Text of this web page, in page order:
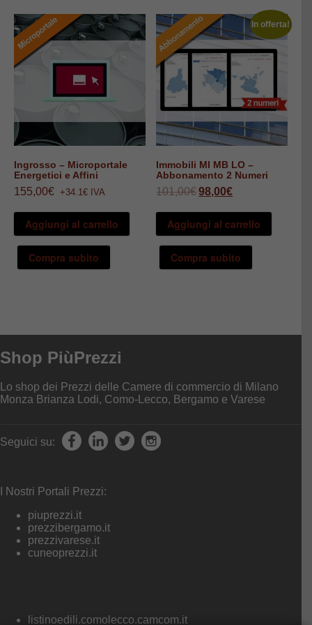
Ingrosso – Microportale
Energetici e Affini
155,00€ +34.1€ IVA
Aggiungi al carrello
Compra subito
In offerta!
Immobili MI MB LO –
Abbonamento 2 Numeri
101,00€ Il
prezzo
101,00€.
98,00€Il
prezzo
98,00€.
Aggiungi al carrello
Compra subito
Shop PiùPrezzi
Lo shop dei Prezzi delle Camere di commercio di Milano
Monza Brianza Lodi, Como-Lecco, Bergamo e Varese
Seguici su:
I Nostri Portali Prezzi:
piuprezzi.it
prezzibergamo.it
prezzivarese.it
cuneoprezzi.it
listinoedili.comolecco.camcom.it